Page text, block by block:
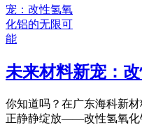
未来材料新宠：
你知道吗？在广东海科新
正静静绽放——改性氢氧化